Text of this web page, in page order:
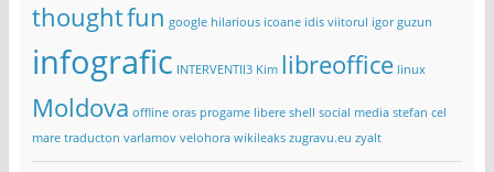
thoughtfun google hilarious icoane idis viitorul igor guzun
infografic INTERVENTII3 Kim libreoffice linux
Moldova offline oras progame libere shell social media stefan cel
mare traducton varlamov velohora wikileaks zugravu.eu zyalt